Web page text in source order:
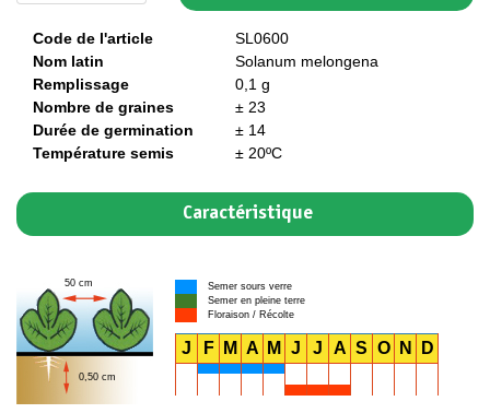
Code de l'article
SL0600
Nom latin
Solanum melongena
Remplissage
0,1 g
Nombre de graines
± 23
Durée de germination
± 14
Température semis
± 20ºC
Caractéristique
0,50 cm
50 cm
Semer sours verre
Semer en pleine terre
Floraison / Récolte
J F M A M J J A S O N D